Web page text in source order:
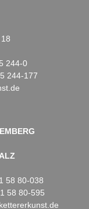
244-0
244-177
58 80-038
58 80-595